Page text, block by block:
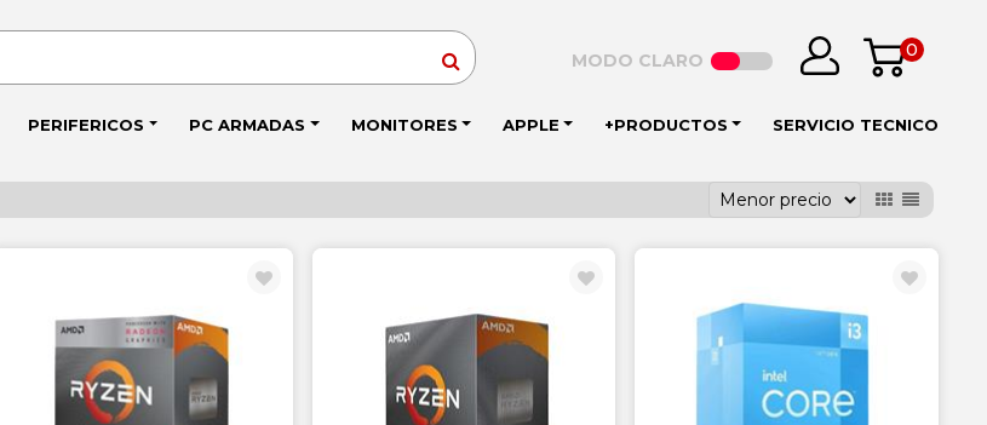
0
MODO CLARO
PERIFERICOS PC ARMADAS MONITORES APPLE +PRODUCTOS SERVICIO TECNICO